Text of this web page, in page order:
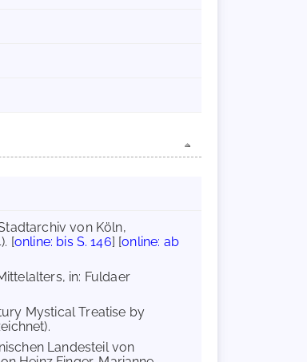
von Köln,
[online: bis S. 146] [online: ab
in: Fuldaer
Mystical Treatise by
Landesteil von